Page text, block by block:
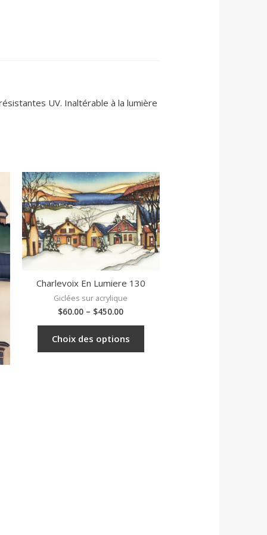
UV. Inaltérable à la lumière
Charlevoix En Lumiere 130
Giclées sur acrylique
$60.00 – $450.00
Choix des options